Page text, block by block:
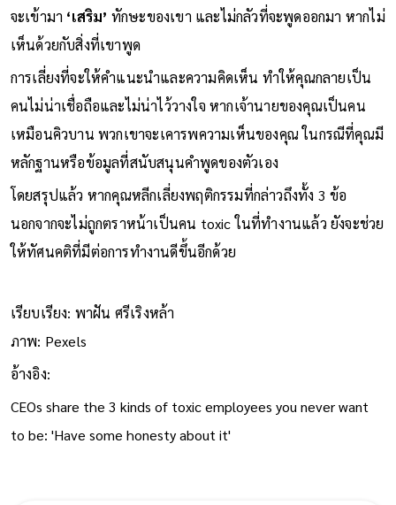
จะเข้ามา ‘เสริม’ ทักษะของเขา และไม่กลัวที่จะพูดออกมา หากไม่
เห็นด้วยกับสิ่งที่เขาพูด
การเลี่ยงที่จะให้คำแนะนำและความคิดเห็น ทำให้คุณกลายเป็น
คนไม่น่าเชื่อถือและไม่น่าไว้วางใจ หากเจ้านายของคุณเป็นคน
เหมือนคิวบาน พวกเขาจะเคารพความเห็นของคุณ ในกรณีที่คุณมี
หลักฐานหรือข้อมูลที่สนับสนุนคำพูดของตัวเอง
โดยสรุปแล้ว หากคุณหลีกเลี่ยงพฤติกรรมที่กล่าวถึงทั้ง 3 ข้อ
นอกจากจะไม่ถูกตราหน้าเป็นคน toxic ในที่ทำงานแล้ว ยังจะช่วย
ให้ทัศนคติที่มีต่อการทำงานดีขึ้นอีกด้วย
เรียบเรียง: พาฝัน ศรีเริงหล้า
ภาพ: Pexels
อ้างอิง:
CEOs share the 3 kinds of toxic employees you never want
to be: 'Have some honesty about it'